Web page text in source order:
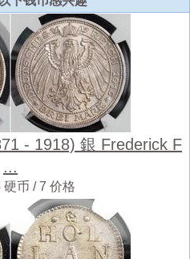
- 1918) 銀 Frederick F
...
硬币 / 7 价格